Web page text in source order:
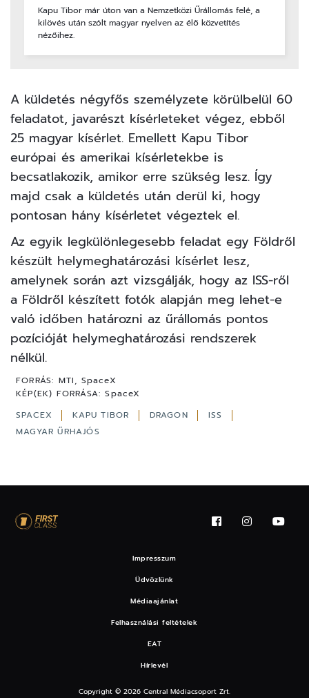
Kapu Tibor már úton van a Nemzetközi Űrállomás felé, a
kilövés után szólt magyar nyelven az élő közvetítés
nézőihez.
A küldetés négyfős személyzete körülbelül 60
feladatot, javarészt kísérleteket végez, ebből
25 magyar kísérlet. Emellett Kapu Tibor
európai és amerikai kísérletekbe is
becsatlakozik, amikor erre szükség lesz. Így
majd csak a küldetés után derül ki, hogy
pontosan hány kísérletet végeztek el.
Az egyik legkülönlegesebb feladat egy Földről
készült helymeghatározási kísérlet lesz,
amelynek során azt vizsgálják, hogy az ISS-ről
a Földről készített fotók alapján meg lehet-e
való időben határozni az űrállomás pontos
pozícióját helymeghatározási rendszerek
nélkül.
FORRÁS: MTI, SpaceX
KÉP(EK) FORRÁSA: SpaceX
SPACEX
KAPU TIBOR DRAGON
ISS
MAGYAR ŰRHAJÓS
Impresszum
Üdvözlünk
Médiaajánlat
Felhasználási feltételek
EAT
Hírlevél
Copyright © 2026 Central Médiacsoport Zrt.